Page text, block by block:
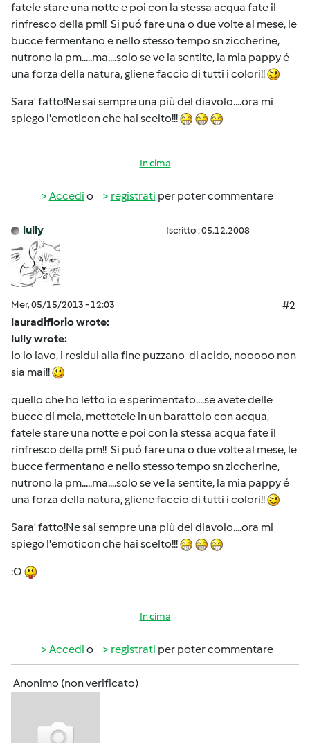
fatele stare una notte e poi con la stessa acqua fate il
rinfresco della pm!! Si puó fare una o due volte al mese, le
bucce fermentano e nello stesso tempo sn ziccherine,
nutrono la pm.....ma....solo se ve la sentite, la mia pappy é
una forza della natura, gliene faccio di tutti i colori!!
Sara' fatto!Ne sai sempre una più del diavolo....ora mi
spiego l'emoticon che hai scelto!!!
In cima
Accedi o registrati per poter commentare
lully Iscritto : 05.12.2008
Mer, 05/15/2013 - 12:03
#2
lauradiflorio wrote:
lully wrote:
Io lo lavo, i residui alla fine puzzano di acido, nooooo non
sia mai!!
quello che ho letto io e sperimentato....se avete delle
bucce di mela, mettetele in un barattolo con acqua,
fatele stare una notte e poi con la stessa acqua fate il
rinfresco della pm!! Si puó fare una o due volte al mese, le
bucce fermentano e nello stesso tempo sn ziccherine,
nutrono la pm.....ma....solo se ve la sentite, la mia pappy é
una forza della natura, gliene faccio di tutti i colori!!
Sara' fatto!Ne sai sempre una più del diavolo....ora mi
spiego l'emoticon che hai scelto!!!
:O
In cima
Accedi o registrati per poter commentare
Anonimo (non verificato)